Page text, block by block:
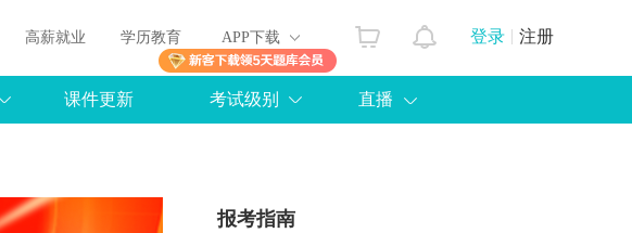
登录 注册
高薪就业 学历教育 APP下载
课件更新 考试级别 直播
报考指南